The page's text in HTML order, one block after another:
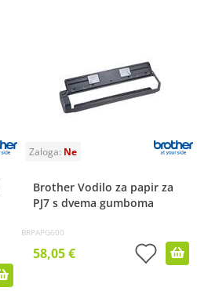
Brother Vodilo za papir za
PJ7 s dvema gumboma
BRPAPG600
58,05 €